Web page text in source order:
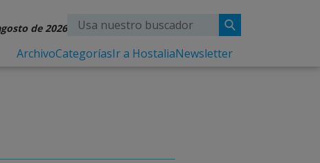
de 2026
ArchivoCategoríasIr a HostaliaNewsletter